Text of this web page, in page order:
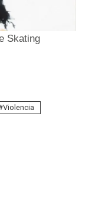
Violencia